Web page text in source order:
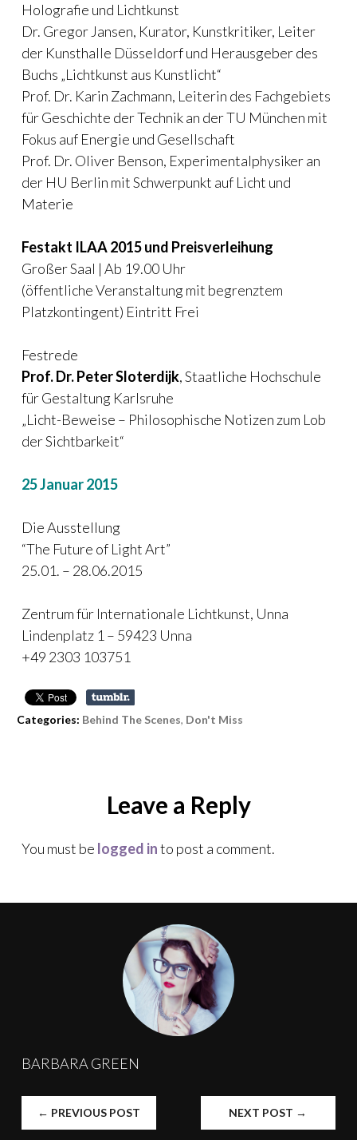
Holografie und Lichtkunst
Dr. Gregor Jansen, Kurator, Kunstkritiker, Leiter
der Kunsthalle Düsseldorf und Herausgeber des
Buchs „Lichtkunst aus Kunstlicht“
Prof. Dr. Karin Zachmann, Leiterin des Fachgebiets
für Geschichte der Technik an der TU München mit
Fokus auf Energie und Gesellschaft
Prof. Dr. Oliver Benson, Experimentalphysiker an
der HU Berlin mit Schwerpunkt auf Licht und
Materie
Festakt ILAA 2015 und Preisverleihung
Großer Saal | Ab 19.00 Uhr
(öffentliche Veranstaltung mit begrenztem
Platzkontingent) Eintritt Frei
Festrede
Prof. Dr. Peter Sloterdijk, Staatliche Hochschule
für Gestaltung Karlsruhe
„Licht-Beweise – Philosophische Notizen zum Lob
der Sichtbarkeit“
25 Januar 2015
Die Ausstellung
“The Future of Light Art”
25.01. – 28.06.2015
Zentrum für Internationale Lichtkunst, Unna
Lindenplatz 1 – 59423 Unna
+49 2303 103751
Categories: Behind The Scenes, Don't Miss
Leave a Reply
You must be logged into post a comment.
BARBARA GREEN
POST
← PREVIOUS POST NEXT POST →